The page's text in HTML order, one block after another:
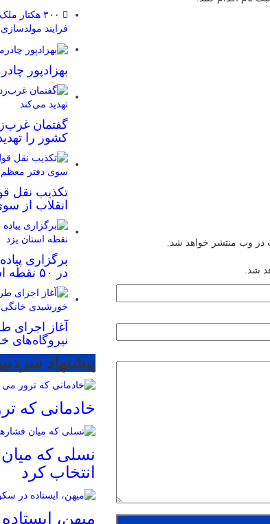
در وب منتشر خواهد شد.
شد.
۳۰۰ هکتار
فرایند
بهزادپور
گفتمان
کشور را
تکذیب نقل
انقلاب از
برگزاری
در ۵۰ نقطه استان یزد
آغاز اجرای
نیروگاه‌های
پیشنهاد
خادمانی که
نسلی که میان
انتخاب کرد
میهن،